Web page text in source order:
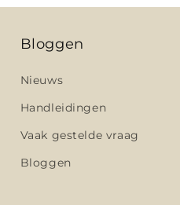
Bloggen
Nieuws
Handleidingen
Vaak gestelde vraag
Bloggen